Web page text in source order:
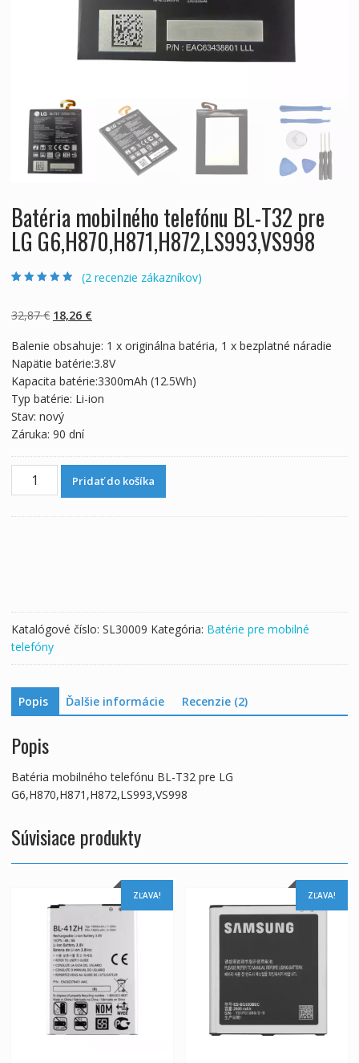
Batéria mobilného telefónu BL-T32 pre
LG G6,H870,H871,H872,LS993,VS998
základe
zákazníckych
(2 recenzie zákazníkov)
32,87€ Pôvodná
bola:
32,87 €.
18,26 €Aktuálna
je:
18,26 €.
Balenie obsahuje: 1 x originálna batéria, 1 x bezplatné náradie
Napätie batérie:3.8V
Kapacita batérie:3300mAh (12.5Wh)
Typ batérie: Li-ion
Stav: nový
Záruka: 90 dní
množstvo
G6,H870,H871,H872,LS993,VS998
Pridať do košíka
Katalógové číslo: SL30009 Kategória: Batérie pre mobilné
telefóny
Popis Ďalšie informácie Recenzie (2)
Popis
Batéria mobilného telefónu BL-T32 pre LG
G6,H870,H871,H872,LS993,VS998
Súvisiace produkty
ZĽAVA! ZĽAVA!